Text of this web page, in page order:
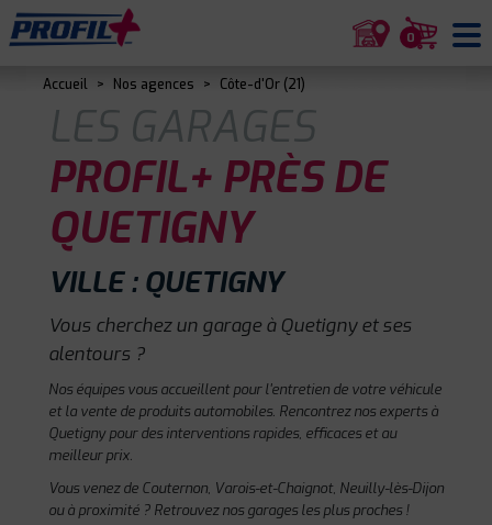
0
Accueil > Nos agences > Côte-d'Or (21)
LES GARAGES
PROFIL+ PRÈS DE
QUETIGNY
VILLE : QUETIGNY
Vous cherchez un garage à Quetigny et ses
alentours ?
Nos équipes vous accueillent pour l'entretien de votre véhicule
et la vente de produits automobiles. Rencontrez nos experts à
Quetigny pour des interventions rapides, efficaces et au
meilleur prix.
Vous venez de Couternon, Varois-et-Chaignot, Neuilly-lès-Dijon
ou à proximité ? Retrouvez nos garages les plus proches !